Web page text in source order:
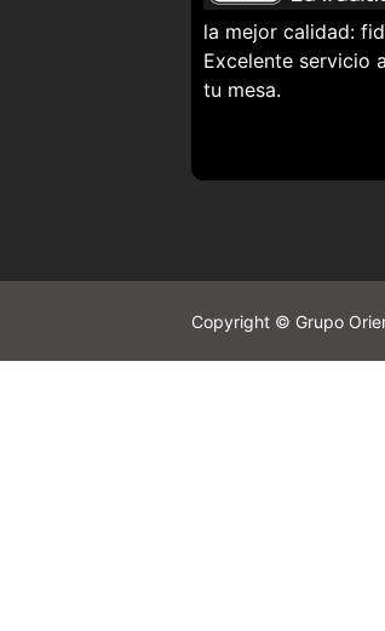
la mejor calidad:
Excelente servicio
tu mesa.
Copyright © Grupo